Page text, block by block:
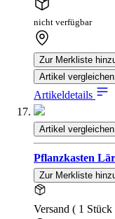
nicht verfügbar
Zur Merkliste
Artikel vergleichen
Artikeldetails
Artikel vergleichen
Pflanzkasten
Zur Merkliste
Versand ( 1 Stück